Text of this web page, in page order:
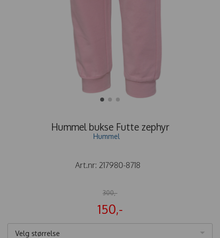
Hummel bukse Futte zephyr
Hummel
Art.nr: 217980-8718
300,-
150,-
Velg størrelse